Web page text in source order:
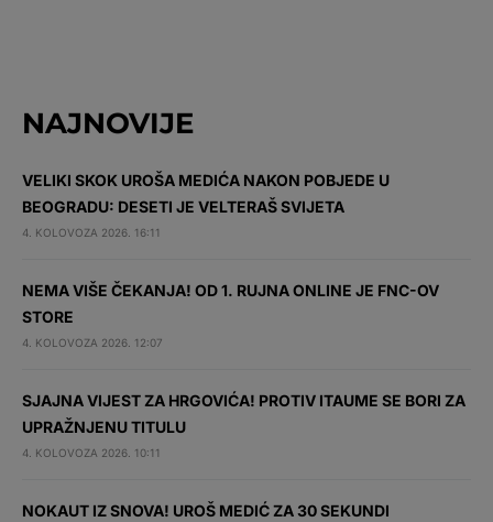
NAJNOVIJE
VELIKI SKOK UROŠA MEDIĆA NAKON POBJEDE U
BEOGRADU: DESETI JE VELTERAŠ SVIJETA
4. KOLOVOZA 2026. 16:11
NEMA VIŠE ČEKANJA! OD 1. RUJNA ONLINE JE FNC-OV
STORE
4. KOLOVOZA 2026. 12:07
SJAJNA VIJEST ZA HRGOVIĆA! PROTIV ITAUME SE BORI ZA
UPRAŽNJENU TITULU
4. KOLOVOZA 2026. 10:11
NOKAUT IZ SNOVA! UROŠ MEDIĆ ZA 30 SEKUNDI